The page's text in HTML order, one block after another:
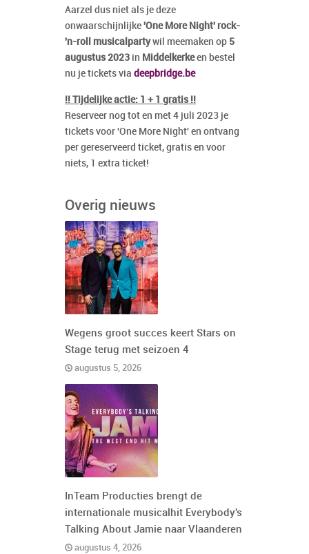
Aarzel dus niet als je deze
onwaarschijnlijke 'One More Night' rock-
'n-roll musicalpartywil meemaken op 5
augustus 2023 in Middelkerkeen bestel
nu je tickets via deepbridge.be
!! Tijdelijke actie: 1 + 1 gratis !!
Reserveer nog tot en met 4 juli 2023 je
tickets voor 'One More Night' en ontvang
per gereserveerd ticket, gratis en voor
niets, 1 extra ticket!
Overig nieuws
Wegens groot succes keert Stars on
Stage terug met seizoen 4
augustus 5, 2026
InTeam Producties brengt de
internationale musicalhit Everybody's
Talking About Jamie naar Vlaanderen
augustus 4, 2026